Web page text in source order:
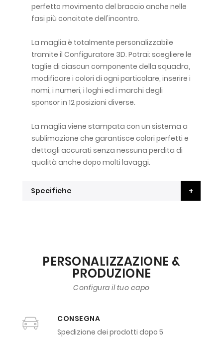
perfetto movimento del braccio anche nelle
fasi più concitate dell'incontro.
La maglia è totalmente personalizzabile
tramite il Configuratore 3D. Potrai: scegliere le
taglie di ciascun componente della squadra,
modificare i colori di ogni particolare, inserire i
nomi, i numeri, i loghi ed i marchi degli
sponsor in 12 posizioni diverse.
La maglia viene stampata con un sistema a
sublimazione che garantisce colori perfetti e
dettagli accurati senza nessuna perdita di
qualità anche dopo molti lavaggi.
Specifiche
PERSONALIZZAZIONE &
PRODUZIONE
Configura il tuo capo
CONSEGNA
Spedizione dei prodotti dopo 5